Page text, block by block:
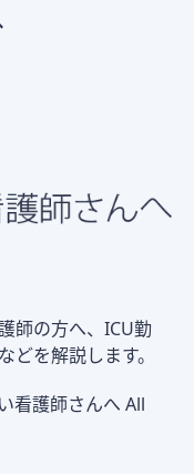
師の方へ、ICU勤
を解説します。
看護師さんへ All